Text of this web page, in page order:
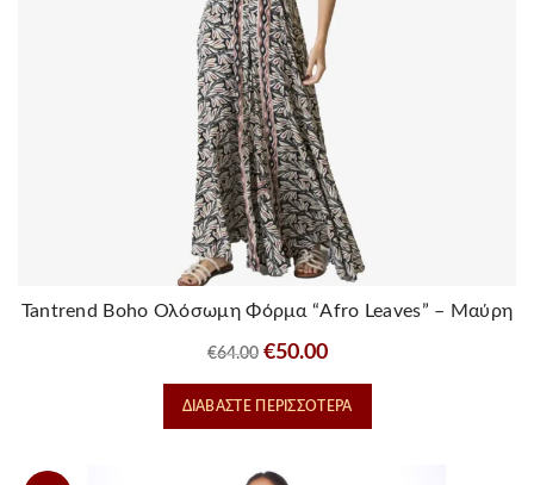
Tantrend Boho Ολόσωμη Φόρμα “Afro Leaves” – Μαύρη
€64.00 Original
price
was:
€50.00Η
τρέχουσα
τιμή
ΔΙΑΒΆΣΤΕ ΠΕΡΙΣΣΌΤΕΡΑ